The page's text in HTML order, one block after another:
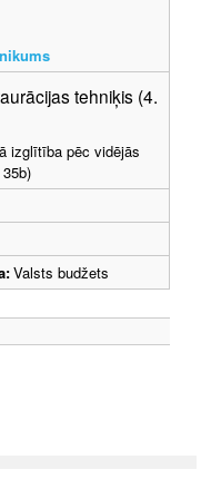
tehniķis (4.
izglītība pēc vidējās
Valsts budžets